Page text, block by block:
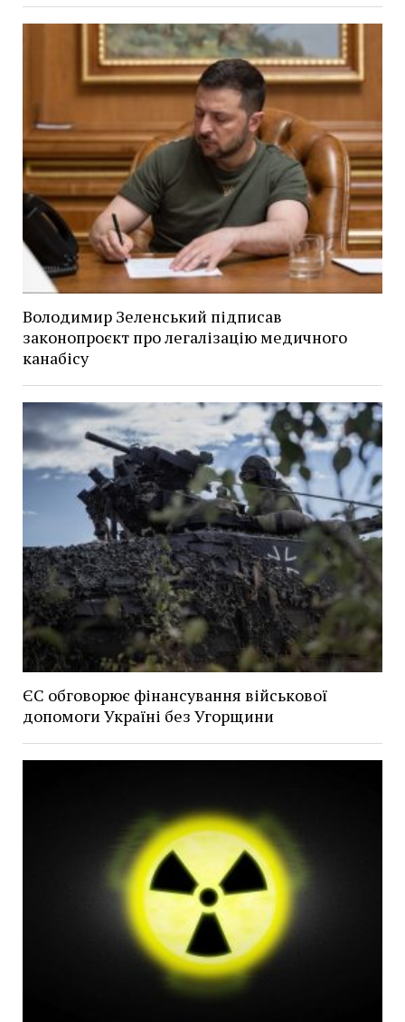
Володимир Зеленський підписав
законопроєкт про легалізацію медичного
канабісу
ЄС обговорює фінансування військової
допомоги Україні без Угорщини